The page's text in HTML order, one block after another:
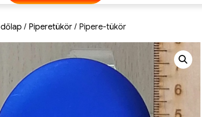
/ Piperetükör / Pipere-tükör